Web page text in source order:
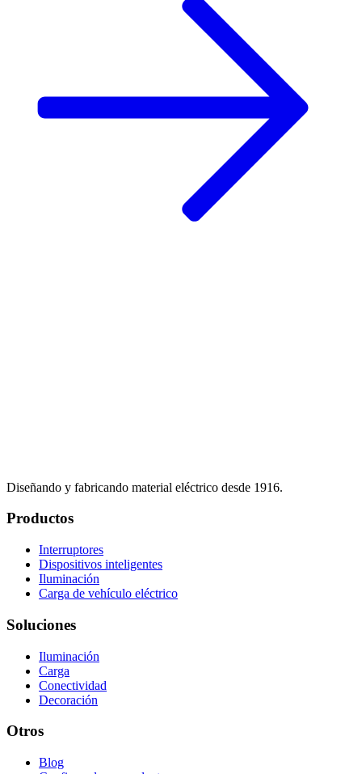
Diseñando y fabricando material eléctrico desde 1916.
Productos
Interruptores
Dispositivos inteligentes
Iluminación
Carga de vehículo eléctrico
Soluciones
Iluminación
Carga
Conectividad
Decoración
Otros
Blog